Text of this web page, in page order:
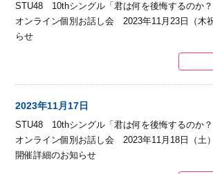
STU48 10thシングル「君は何を後悔するのか
オンライン個別お話し会 2023年11月23日（木
らせ
2023年11月17日
STU48 10thシングル「君は何を後悔するのか
オンライン個別お話し会 2023年11月18日（土
開催詳細のお知らせ